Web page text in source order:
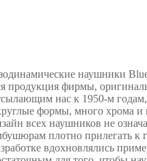
наушники
продукция фирмы,
нас к 1950-м
формы, много хрома и
всех наушников не
плотно прилегать к
вдохновлялись